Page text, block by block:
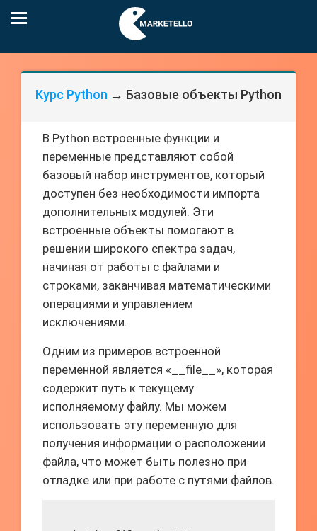
Курс Python → Базовые объекты Python
В Python встроенные функции и
переменные представляют собой
базовый набор инструментов, который
доступен без необходимости импорта
дополнительных модулей. Эти
встроенные объекты помогают в
решении широкого спектра задач,
начиная от работы с файлами и
строками, заканчивая математическими
операциями и управлением
исключениями.
Одним из примеров встроенной
переменной является «__file__», которая
содержит путь к текущему
исполняемому файлу. Мы можем
использовать эту переменную для
получения информации о расположении
файла, что может быть полезно при
отладке или при работе с путями файлов.